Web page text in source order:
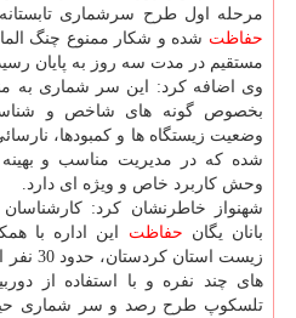
مرحله اول طرح سرشماری
حفاظت شده و شكار ممنوع چنگ
مستقیم در مدت سه روز به پایان
وی اضافه كرد: این سر شماری به
بخصوص گونه های شاخص و
وضعیت زیستگاه ها و كمبودها،
شده كه در مدیریت مناسب و
وحش كاربرد خاص و ویژه ای دارد.
شهنواز خاطرنشان كرد:
بانان یگان حفاظت این اداره با
زیست استان كردستان، حدود 30 نفر از نیروهای
های چند نفره و با استفاده از
تلسكوپ طرح رصد و سر شماری